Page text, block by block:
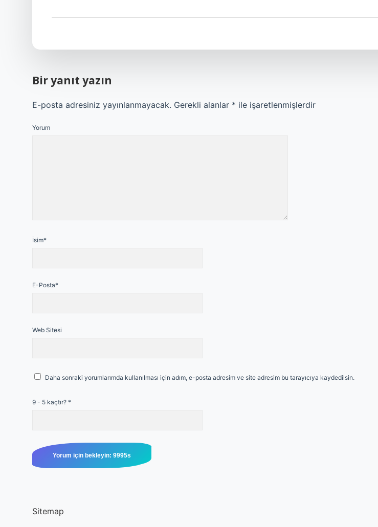
Bir yanıt yazın
E-posta adresiniz yayınlanmayacak. Gerekli alanlar * ile işaretlenmişlerdir
Yorum
İsim*
E-Posta*
Web Sitesi
Daha sonraki yorumlarımda kullanılması için adım, e-posta adresim ve site adresim bu tarayıcıya kaydedilsin.
9 - 5 kaçtır? *
Sitemap